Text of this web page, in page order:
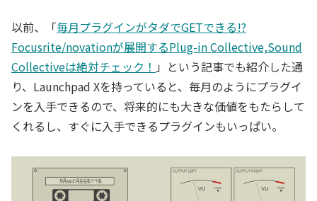
以前、「毎月プラグインがタダでGETできる!?
Focusrite/novationが展開するPlug-in Collective,Sound
Collectiveは絶対チェック！ 」という記事でも紹介した通
り、Launchpad Xを持っていると、毎月のようにプラグイ
ンを入手できるので、将来的にも大きな価値をもたらして
くれるし、すぐに入手できるプラグインもいっぱい。